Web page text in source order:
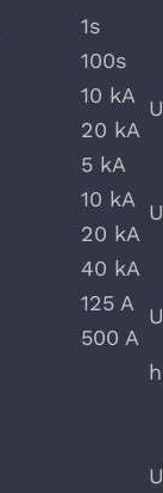
1s
100s
10 kA
U
20 kA
5 kA
U
10 kA
20 kA
40 kA
125 A
U
500 A
h
U